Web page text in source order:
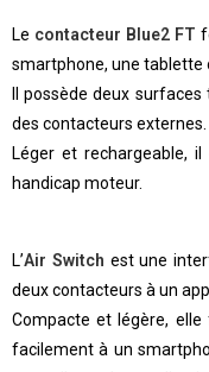
Le contacteur Blue2 FT
smartphone, une tablette
Il possède deux
des contacteurs externes.
Léger et rechargeable,
handicap moteur.
L’Air Switch est une
deux contacteurs à un
Compacte et légère,
facilement à un